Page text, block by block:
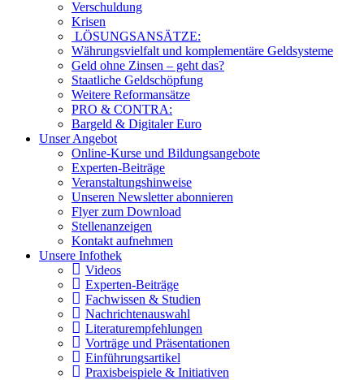
Verschuldung
Krisen
LÖSUNGSANSÄTZE:
Währungsvielfalt und komplementäre Geldsysteme
Geld ohne Zinsen – geht das?
Staatliche Geldschöpfung
Weitere Reformansätze
PRO & CONTRA:
Bargeld & Digitaler Euro
Unser Angebot
Online-Kurse und Bildungsangebote
Experten-Beiträge
Veranstaltungshinweise
Unseren Newsletter abonnieren
Flyer zum Download
Stellenanzeigen
Kontakt aufnehmen
Unsere Infothek
Videos
Experten-Beiträge
Fachwissen & Studien
Nachrichtenauswahl
Literaturempfehlungen
Vorträge und Präsentationen
Einführungsartikel
Praxisbeispiele & Initiativen